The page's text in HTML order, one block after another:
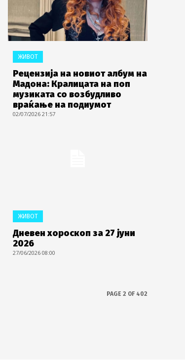
ЖИВОТ
Рецензија на новиот албум на
Мадона: Кралицата на поп
музиката со возбудливо
враќање на подиумот
02/07/2026 21:57
ЖИВОТ
Дневен хороскоп за 27 јуни
2026
27/06/2026 08:00
PAGE 2 OF 402